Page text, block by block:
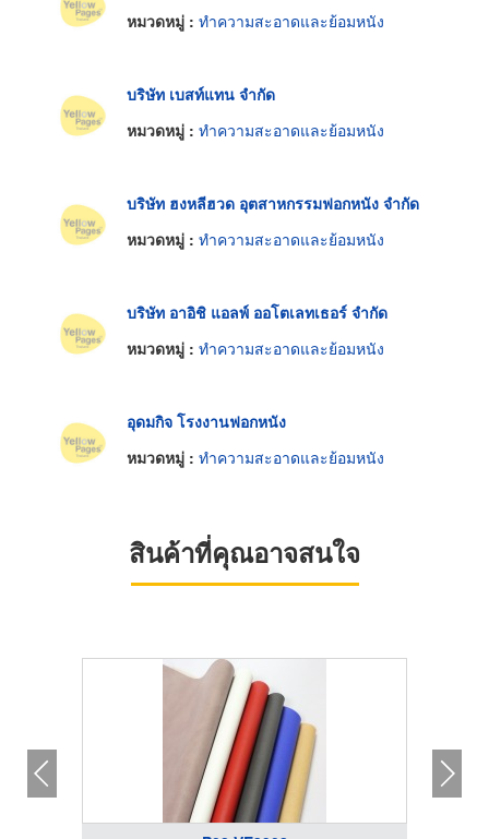
หมวดหมู่ : ทำความสะอาดและย้อมหนัง
บริษัท เบสท์แทน จำกัด
หมวดหมู่ : ทำความสะอาดและย้อมหนัง
บริษัท ฮงหลีฮวด อุตสาหกรรมฟอกหนัง จำกัด
หมวดหมู่ : ทำความสะอาดและย้อมหนัง
บริษัท อาอิชิ แอลพ์ ออโตเลทเธอร์ จำกัด
หมวดหมู่ : ทำความสะอาดและย้อมหนัง
อุดมกิจ โรงงานฟอกหนัง
หมวดหมู่ : ทำความสะอาดและย้อมหนัง
สินค้าที่คุณอาจสนใจ